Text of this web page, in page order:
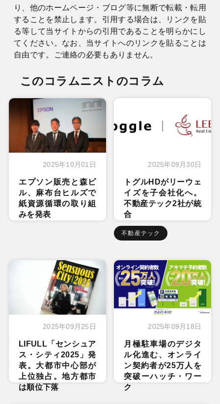
り、他のホームページ・ブログ等に無断で転載・転用
することを禁止します。引用する場合は、リンクを貼
る等して当サイトからの引用であることを明らかにし
てください。なお、当サイトへのリンクを貼ることは
自由です。ご連絡の必要もありません。
このコラムニストのコラム
2025年10月01日
エプソン販売と森ビ
ル、麻布台ヒルズで
紙資源循環の取り組
みを発表
2025年09月30日
トグルHDがリーウェ
イズを子会社化へ。
不動産テック2社が統
合
不動産テック
2025年09月25日
LIFULL「センシュア
ス・シティ2025」発
表。大都市中心部が
上位独占。地方都市
は順位下落
2025年09月18日
月極駐車場のデジタ
ル化進む、オンライ
ン契約者が25万人を
突破ーハッチ・ワー
ク